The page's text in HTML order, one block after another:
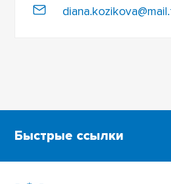
Быстрые ссылки